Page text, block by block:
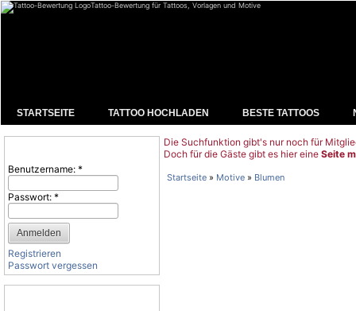
Tattoo-Bewertung für Tattoos, Vorlagen und Motive
STARTSEITE TATTOO HOCHLADEN BESTE TATTOOS
Benutzername: *
Passwort: *
Registrieren
Passwort vergessen
Die Suchfunktion gibt's nur noch für
Doch für die Gäste gibt es hier eine Seite
Startseite » Motive » Blumen